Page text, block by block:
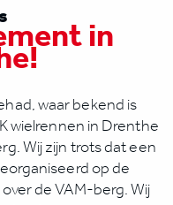
in
waar bekend is
wielrennen in Drenthe
Wij zijn trots dat een
op de
de VAM-berg. Wij